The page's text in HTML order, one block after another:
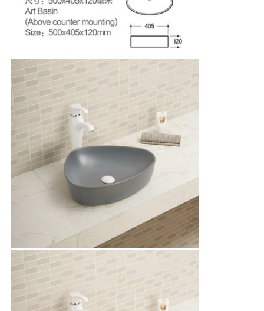
Deja un mensaje
¡Te llamaremos pronto!